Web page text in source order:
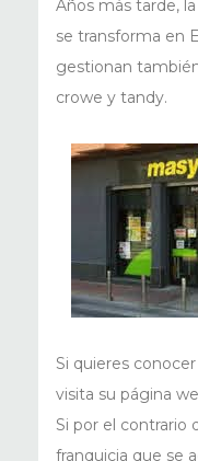
Años más tarde,
se transforma en
gestionan
crowe y tandy.
Si quieres
visita su página
Si por el contrario
franquicia que se